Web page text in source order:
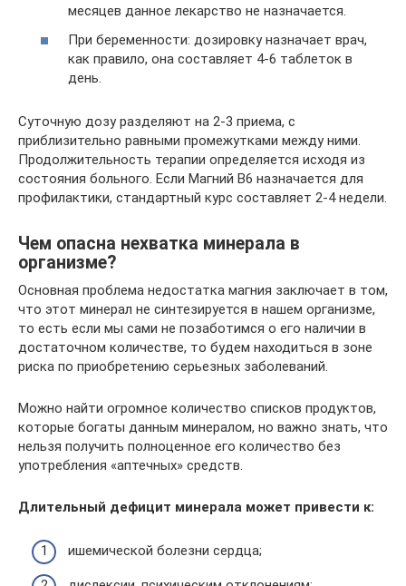
месяцев данное лекарство не назначается.
При беременности: дозировку назначает врач,
как правило, она составляет 4-6 таблеток в
день.
Суточную дозу разделяют на 2-3 приема, с
приблизительно равными промежутками между ними.
Продолжительность терапии определяется исходя из
состояния больного. Если Магний B6 назначается для
профилактики, стандартный курс составляет 2-4 недели.
Чем опасна нехватка минерала в
организме?
Основная проблема недостатка магния заключает в том,
что этот минерал не синтезируется в нашем организме,
то есть если мы сами не позаботимся о его наличии в
достаточном количестве, то будем находиться в зоне
риска по приобретению серьезных заболеваний.
Можно найти огромное количество списков продуктов,
которые богаты данным минералом, но важно знать, что
нельзя получить полноценное его количество без
употребления «аптечных» средств.
Длительный дефицит минерала может привести к:
ишемической болезни сердца;